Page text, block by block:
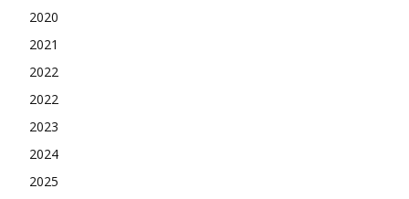
2020
2021
2022
2022
2023
2024
2025